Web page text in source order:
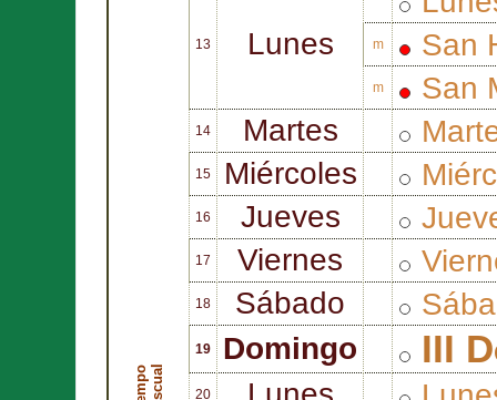
13 Lunes m San
m San
14 Martes
15 Miércoles
16 Jueves
17 Viernes
18 Sábado
19 Domingo III
20